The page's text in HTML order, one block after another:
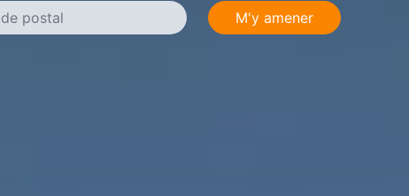
M'y amener